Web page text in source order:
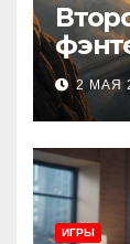
2 МАЯ
ИГРЫ